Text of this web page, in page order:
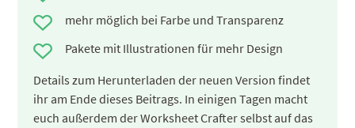
mehr möglich bei Farbe und Transparenz
Pakete mit Illustrationen für mehr Design
Details zum Herunterladen der neuen Version findet
ihr am Ende dieses Beitrags. In einigen Tagen macht
euch außerdem der Worksheet Crafter selbst auf das